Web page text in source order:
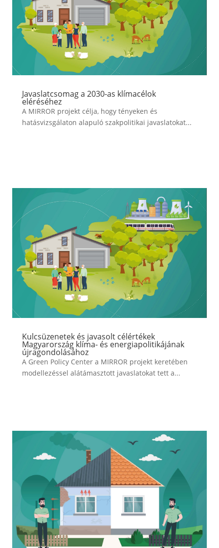
Javaslatcsomag a 2030-as klímacélok
eléréséhez
A MIRROR projekt célja, hogy tényeken és
hatásvizsgálaton alapuló szakpolitikai javaslatokat...
Kulcsüzenetek és javasolt célértékek
Magyarország klíma- és energiapolitikájának
újragondolásához
A Green Policy Center a MIRROR projekt keretében
modellezéssel alátámasztott javaslatokat tett a...